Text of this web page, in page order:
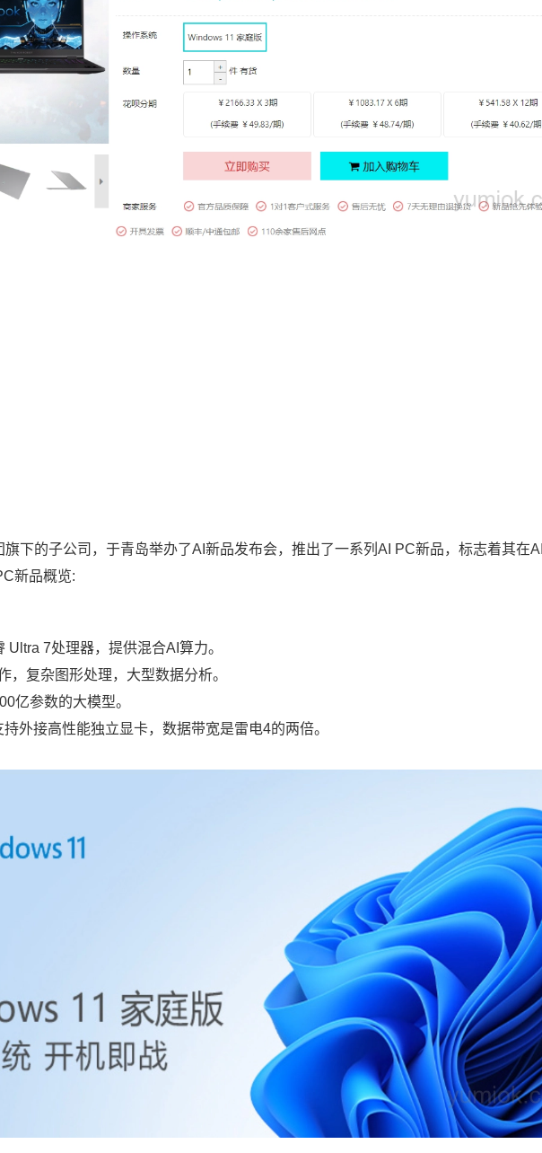
下的子公司，于青岛举办了AI新品发布会，推出了一系列AI PC新品，标志着其在
新品概览:
Ultra 7处理器，提供混合AI算力。
，复杂图形处理，大型数据分析。
亿参数的大模型。
外接高性能独立显卡，数据带宽是雷电4的两倍。